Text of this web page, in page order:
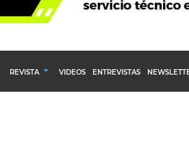
REVISTA VIDEOS ENTREVISTAS